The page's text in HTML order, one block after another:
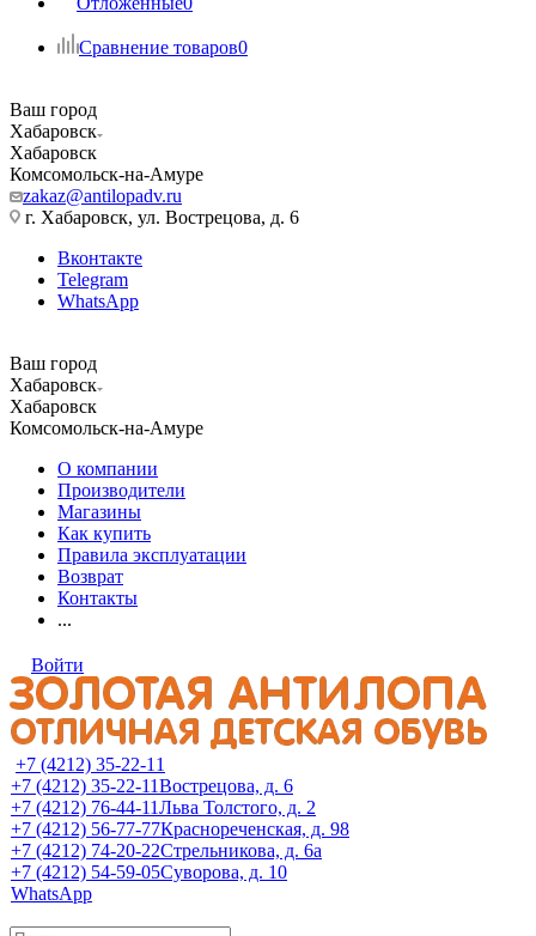
Сравнение товаров0
Ваш город
Хабаровск
Хабаровск
Комсомольск-на-Амуре
zakaz@antilopadv.ru
г. Хабаровск, ул. Вострецова, д. 6
Вконтакте
Telegram
WhatsApp
Ваш город
Хабаровск
Хабаровск
Комсомольск-на-Амуре
О компании
Производители
Магазины
Как купить
Правила эксплуатации
Возврат
Контакты
...
Войти
+7 (4212) 35-22-11
+7 (4212) 35-22-11Вострецова, д. 6
+7 (4212) 76-44-11Льва Толстого, д. 2
+7 (4212) 56-77-77Краснореченская, д. 98
+7 (4212) 74-20-22Стрельникова, д. 6а
+7 (4212) 54-59-05Суворова, д. 10
WhatsApp